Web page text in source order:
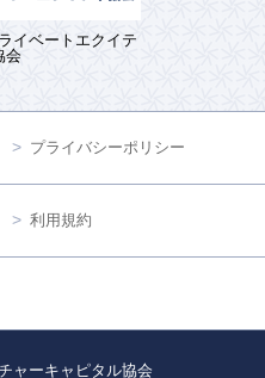
イベートエクイテ
会
プライバシーポリシー
利用規約
ャーキャピタル協会